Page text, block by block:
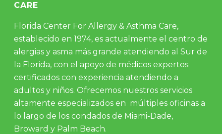
CARE
Florida Center For Allergy & Asthma Care,
establecido en 1974, es actualmente el centro de
alergias y asma más grande atendiendo al Sur de
la Florida, con el apoyo de médicos expertos
certificados con experiencia atendiendo a
adultos y niños. Ofrecemos nuestros servicios
altamente especializados en múltiples oficinas a
lo largo de los condados de Miami-Dade,
Broward y Palm Beach.